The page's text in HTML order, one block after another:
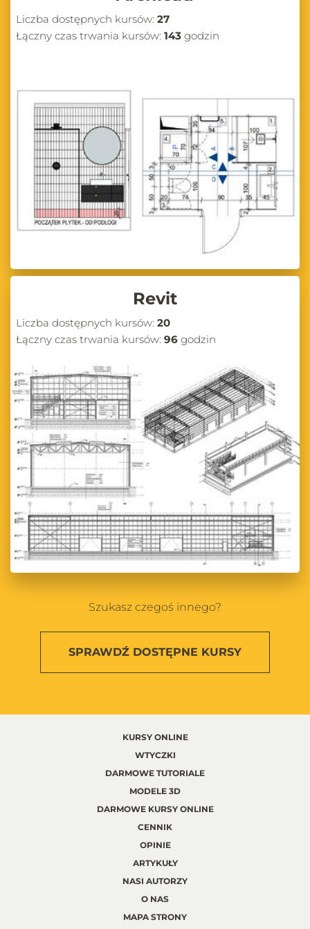
Liczba dostępnych kursów: 27
Łączny czas trwania kursów: 143 godzin
Revit
Liczba dostępnych kursów: 20
Łączny czas trwania kursów: 96 godzin
Szukasz czegoś innego?
SPRAWDŹ DOSTĘPNE KURSY
KURSY ONLINE
WTYCZKI
DARMOWE TUTORIALE
MODELE 3D
DARMOWE KURSY ONLINE
CENNIK
OPINIE
ARTYKUŁY
NASI AUTORZY
O NAS
MAPA STRONY